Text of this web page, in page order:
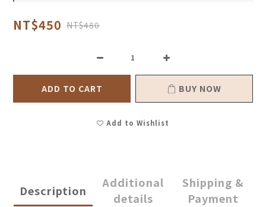
NT$450 NT$480
ADD TO CART BUY NOW
Add to Wishlist
Description
Additional
details
Shipping &
Payment